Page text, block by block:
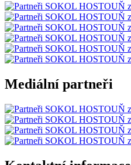
Mediální partneři